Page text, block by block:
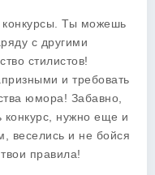
конкурсы. Ты можешь
с другими
стилистов!
и требовать
юмора! Забавно,
конкурс, нужно еще и
веселись и не бойся
правила!